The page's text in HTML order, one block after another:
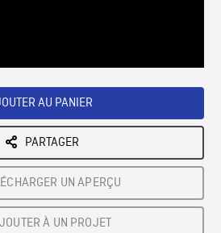
AU PANIER
PARTAGER
UN APERÇU
À UN PROJET